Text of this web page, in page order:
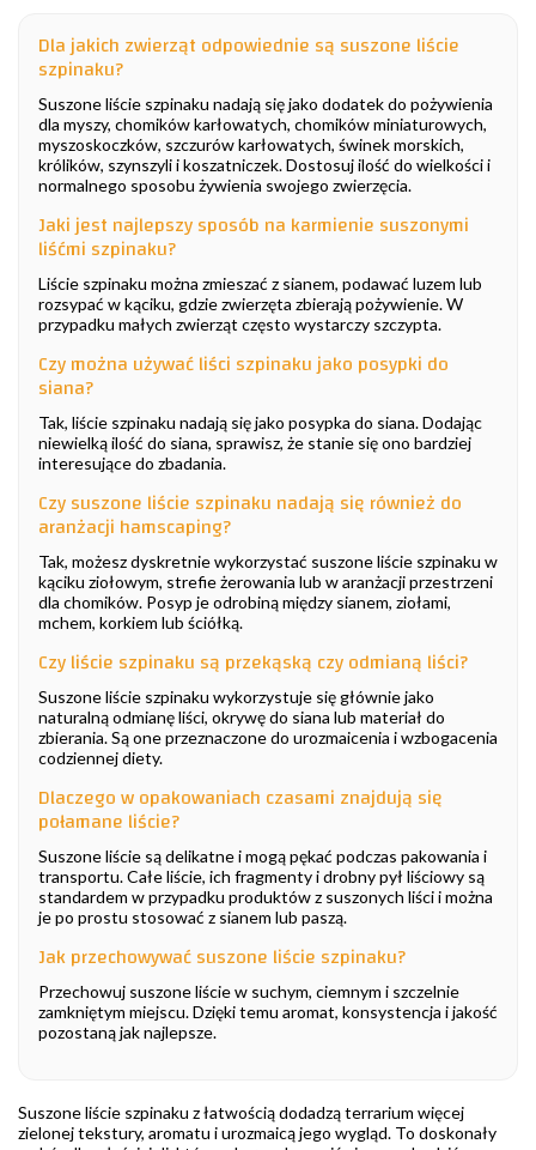
Dla jakich zwierząt odpowiednie są suszone liście
szpinaku?
Suszone liście szpinaku nadają się jako dodatek do pożywienia
dla myszy, chomików karłowatych, chomików miniaturowych,
myszoskoczków, szczurów karłowatych, świnek morskich,
królików, szynszyli i koszatniczek. Dostosuj ilość do wielkości i
normalnego sposobu żywienia swojego zwierzęcia.
Jaki jest najlepszy sposób na karmienie suszonymi
liśćmi szpinaku?
Liście szpinaku można zmieszać z sianem, podawać luzem lub
rozsypać w kąciku, gdzie zwierzęta zbierają pożywienie. W
przypadku małych zwierząt często wystarczy szczypta.
Czy można używać liści szpinaku jako posypki do
siana?
Tak, liście szpinaku nadają się jako posypka do siana. Dodając
niewielką ilość do siana, sprawisz, że stanie się ono bardziej
interesujące do zbadania.
Czy suszone liście szpinaku nadają się również do
aranżacji hamscaping?
Tak, możesz dyskretnie wykorzystać suszone liście szpinaku w
kąciku ziołowym, strefie żerowania lub w aranżacji przestrzeni
dla chomików. Posyp je odrobiną między sianem, ziołami,
mchem, korkiem lub ściółką.
Czy liście szpinaku są przekąską czy odmianą liści?
Suszone liście szpinaku wykorzystuje się głównie jako
naturalną odmianę liści, okrywę do siana lub materiał do
zbierania. Są one przeznaczone do urozmaicenia i wzbogacenia
codziennej diety.
Dlaczego w opakowaniach czasami znajdują się
połamane liście?
Suszone liście są delikatne i mogą pękać podczas pakowania i
transportu. Całe liście, ich fragmenty i drobny pył liściowy są
standardem w przypadku produktów z suszonych liści i można
je po prostu stosować z sianem lub paszą.
Jak przechowywać suszone liście szpinaku?
Przechowuj suszone liście w suchym, ciemnym i szczelnie
zamkniętym miejscu. Dzięki temu aromat, konsystencja i jakość
pozostaną jak najlepsze.
Suszone liście szpinaku z łatwością dodadzą terrarium więcej
zielonej tekstury, aromatu i urozmaicą jego wygląd. To doskonały